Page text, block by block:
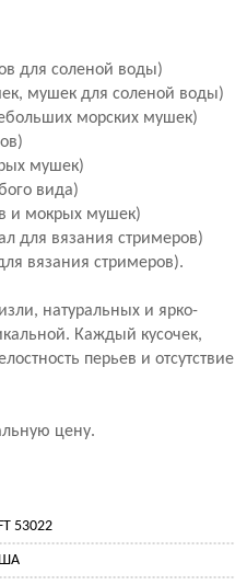
для соленой воды)
мушек для соленой воды)
морских мушек)
мушек)
вида)
и мокрых мушек)
для вязания стримеров)
вязания стримеров).
натуральных и ярко-
Каждый кусочек,
перьев и отсутствие
цену.
53022